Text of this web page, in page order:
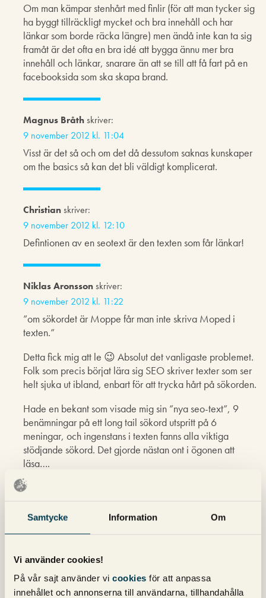
Samtycke Information Om
Vi använder cookies!
På vår sajt använder vi cookies för att anpassa
innehållet och annonserna till användarna, tillhandahålla
Om man kämpar stenhårt med finlir (för att man tycker sig
ha byggt tillräckligt mycket och bra innehåll och har
länkar som borde räcka längre) men ändå inte kan ta sig
framåt är det ofta en bra idé att bygga ännu mer bra
innehåll och länkar, snarare än att se till att få fart på en
facebooksida som ska skapa brand.
Magnus Bråthskriver:
9 november 2012 kl. 11:04
Visst är det så och om det då dessutom saknas kunskaper
om the basics så kan det bli väldigt komplicerat.
Christianskriver:
9 november 2012 kl. 12:10
Defintionen av en seotext är den texten som får länkar!
Niklas Aronssonskriver:
9 november 2012 kl. 11:22
”om sökordet är Moppe får man inte skriva Moped i
texten.”
Detta fick mig att le 😉 Absolut det vanligaste problemet.
Folk som precis börjat lära sig SEO skriver texter som ser
helt sjuka ut ibland, enbart för att trycka hårt på sökorden.
Hade en bekant som visade mig sin ”nya seo-text”, 9
benämningar på ett long tail sökord utspritt på 6
meningar, och ingenstans i texten fanns alla viktiga
stödjande sökord. Det gjorde nästan ont i ögonen att
läsa….
9 november 2012 kl. 17:51
Ett bra inlägg.
Klas skriver: